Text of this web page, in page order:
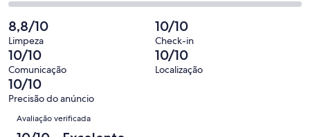
avaliações
6
avaliações
0
de
6
avaliações
0
de
6
avaliações
2
-
Terrível.
0
de
6
avaliações
8,8/10
Limpeza
10/10
Check-in
10/10
Comunicação
10/10
Localização
10/10
Precisão do anúncio
Avaliações
Avaliação verificada